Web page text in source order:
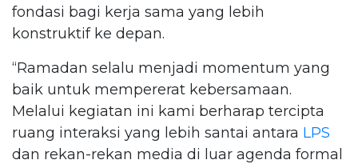
fondasi bagi kerja sama yang lebih
konstruktif ke depan.
“Ramadan selalu menjadi momentum yang
baik untuk mempererat kebersamaan.
Melalui kegiatan ini kami berharap tercipta
ruang interaksi yang lebih santai antara LPS
dan rekan-rekan media di luar agenda formal